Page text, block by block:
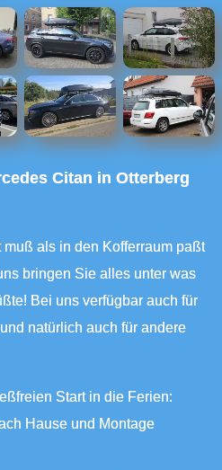
bringen Sie alles unter was
Bei uns verfügbar auch für
natürlich auch für andere
Hause und Montage